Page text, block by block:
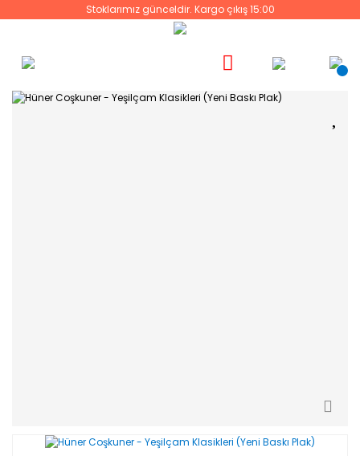
Stoklarımız günceldir. Kargo çıkış 15:00